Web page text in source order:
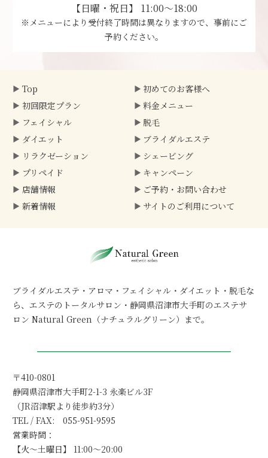
【日曜・祝日】 11:00～18:00
※メニューにより受付終了時間は異なりますので、事前にご
予約ください。
Top
初めてのお客様へ
初回限定プラン
料金メニュー
フェイシャル
脱毛
ダイエット
ブライダルエステ
リラクゼーション
シェービング
プリペイド
キャンペーン
店舗情報
ご予約・ お問い合わせ
新着情報
サイトのご利用について
ブライダルエステ・アロマ・フェイシャル・ダイエット・脱毛な
ら、エステのトータルサロン・静岡県沼津市大手町のエステサ
ロン Natural Green（ナチュラルグリーン）まで。
〒410-0801
静岡県沼津市大手町2-1-3 永楽ビル3F
（JR沼津駅より徒歩約3分）
TEL / FAX: 055-951-9595
営業時間：
【火～土曜日】 11:00～20:00